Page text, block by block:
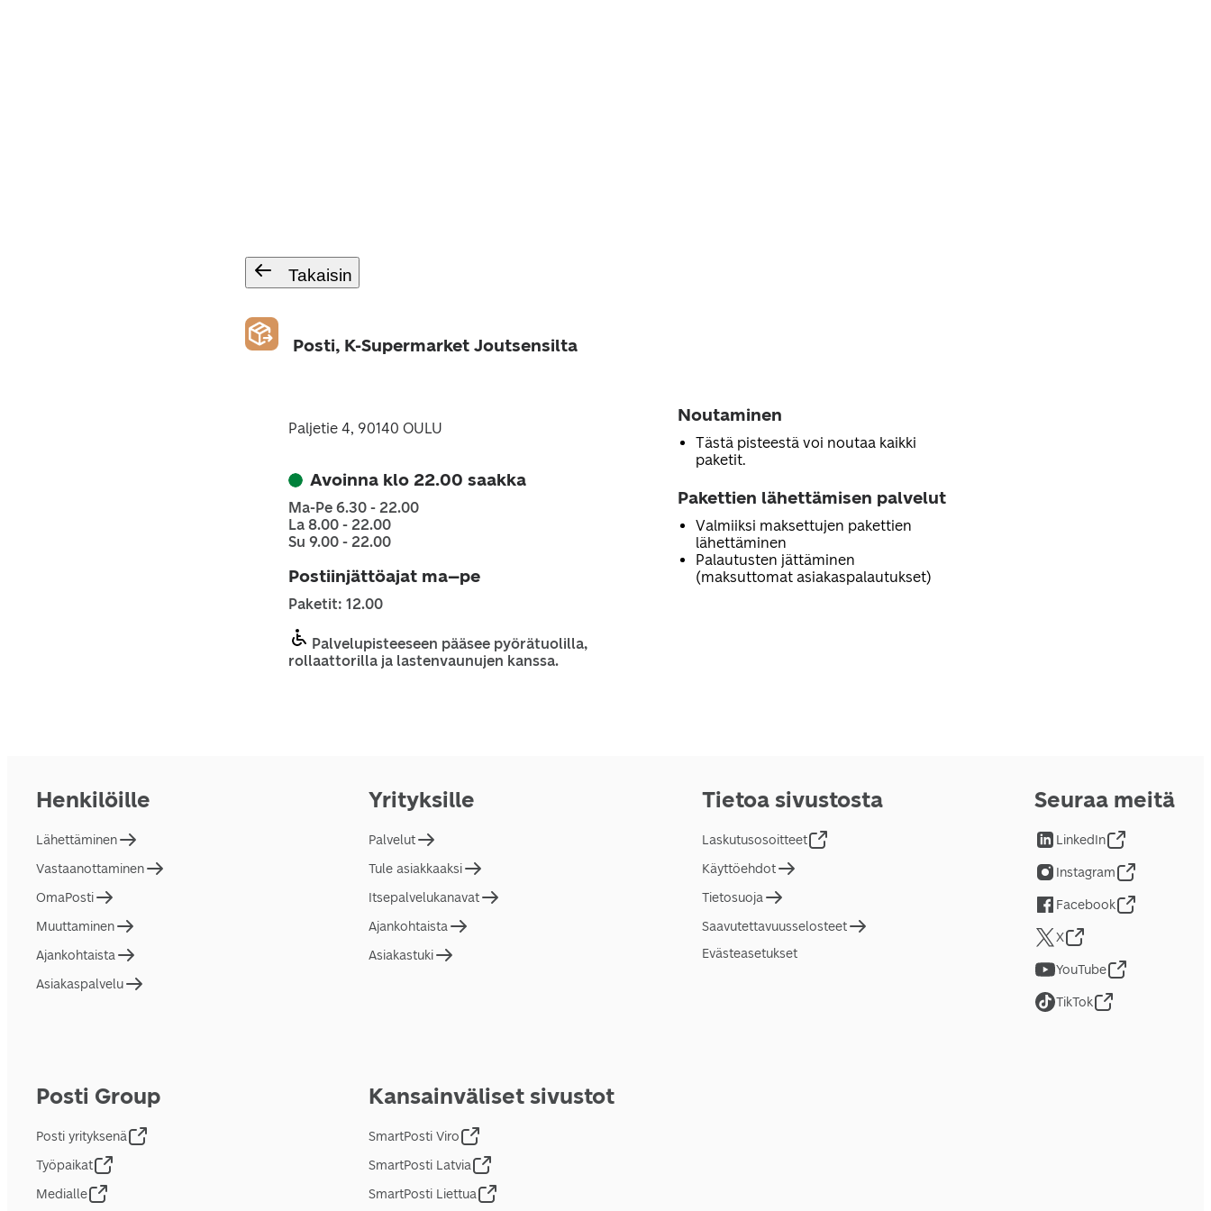
Takaisin
Posti, K-Supermarket Joutsensilta
Paljetie 4, 90140 OULU
Avoinna klo 22.00 saakka
Ma-Pe 6.30 - 22.00
La 8.00 - 22.00
Su 9.00 - 22.00
Postiinjättöajat ma–pe
Paketit: 12.00
Palvelupisteeseen pääsee pyörätuolilla,
rollaattorilla ja lastenvaunujen kanssa.
Noutaminen
Tästä pisteestä voi noutaa kaikki
paketit.
Pakettien lähettämisen palvelut
Valmiiksi maksettujen pakettien
lähettäminen
Palautusten jättäminen
(maksuttomat asiakaspalautukset)
Henkilöille
Lähettäminen
Vastaanottaminen
OmaPosti
Muuttaminen
Ajankohtaista
Asiakaspalvelu
Yrityksille
Palvelut
Tule asiakkaaksi
Itsepalvelukanavat
Ajankohtaista
Asiakastuki
Tietoa sivustosta
Laskutusosoitteet
Käyttöehdot
Tietosuoja
Saavutettavuusselosteet
Evästeasetukset
Posti Group
Posti yrityksenä
Työpaikat
Medialle
Kansainväliset sivustot
SmartPosti Viro
SmartPosti Latvia
SmartPosti Liettua
Seuraa meitä
LinkedIn
Instagram
Facebook
X
YouTube
TikTok